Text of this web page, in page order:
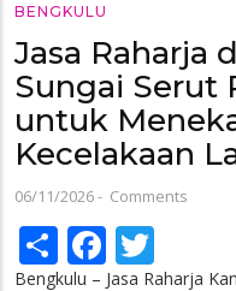
BENGKULU
Jasa Raharja
Sungai Serut
untuk
Kecelakaan
06/11/2026- Comments
Share
Bengkulu – Jasa Raharja